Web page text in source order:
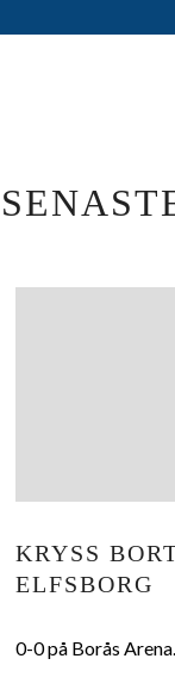
KRYSS
ELFSBORG
0-0 på Borås Arena.